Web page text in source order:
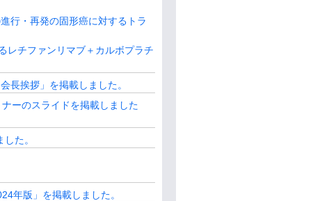
行・再発の固形癌に対するトラ
レチファンリマブ＋カルボプラチ
長挨拶」を掲載しました。
ーのスライドを掲載しました
た。
年版」を掲載しました。